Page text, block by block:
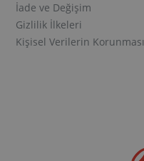
İade ve Değişim
Gizlilik İlkeleri
Kişisel Verilerin Korunması